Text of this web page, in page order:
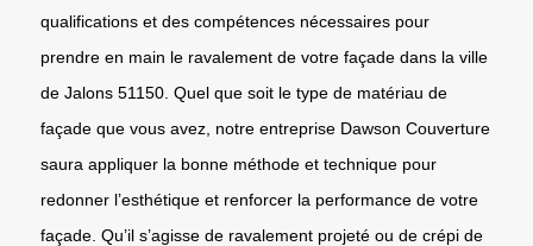
qualifications et des compétences nécessaires pour
prendre en main le ravalement de votre façade dans la ville
de Jalons 51150. Quel que soit le type de matériau de
façade que vous avez, notre entreprise Dawson Couverture
saura appliquer la bonne méthode et technique pour
redonner l’esthétique et renforcer la performance de votre
façade. Qu’il s’agisse de ravalement projeté ou de crépi de